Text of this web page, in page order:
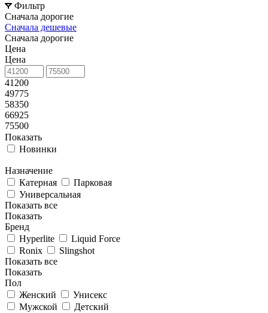
Фильтр
Сначала дорогие
Сначала дешевые
Сначала дорогие
Цена
Цена
41200
49775
58350
66925
75500
Показать
Новинки
Назначение
Катерная
Парковая
Универсальная
Показать все
Показать
Бренд
Hyperlite
Liquid Force
Ronix
Slingshot
Показать все
Показать
Пол
Женский
Унисекс
Мужской
Детский